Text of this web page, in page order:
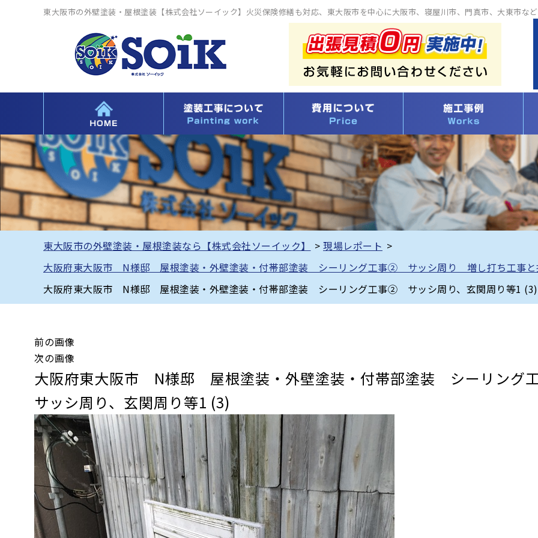
東大阪市の外壁塗装・屋根塗装【株式会社ソーイック】火災保険修繕も対応、東大阪市を中心に大阪市、寝屋川市、門真市、大東市な
東大阪市の外壁塗装・屋根塗装なら【株式会社ソーイック】 > 現場レポート >
大阪府東大阪市 N様邸 屋根塗装・外壁塗装・付帯部塗装 シーリング工事② サッシ周り 増し打ち工事と
大阪府東大阪市 N様邸 屋根塗装・外壁塗装・付帯部塗装 シーリング工事② サッシ周り、玄関周り等1 (3)
前の画像
次の画像
大阪府東大阪市 N様邸 屋根塗装・外壁塗装・付帯部塗装 シーリン
サッシ周り、玄関周り等1 (3)